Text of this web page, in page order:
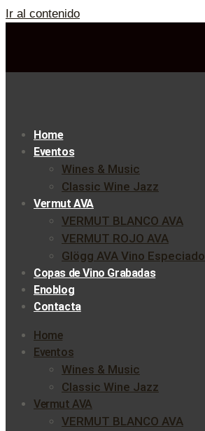
Ir al contenido
Home
Eventos
Wines & Music
Classic Wine Jazz
Vermut AVA
VERMUT BLANCO AVA
VERMUT ROJO AVA
Glögg AVA Vino Especiado
Copas de Vino Grabadas
Enoblog
Contacta
Home
Eventos
Wines & Music
Classic Wine Jazz
Vermut AVA
VERMUT BLANCO AVA